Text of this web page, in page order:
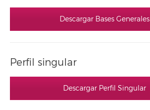
Descargar Bases Generales
Perfil singular
Descargar Perfil Singular